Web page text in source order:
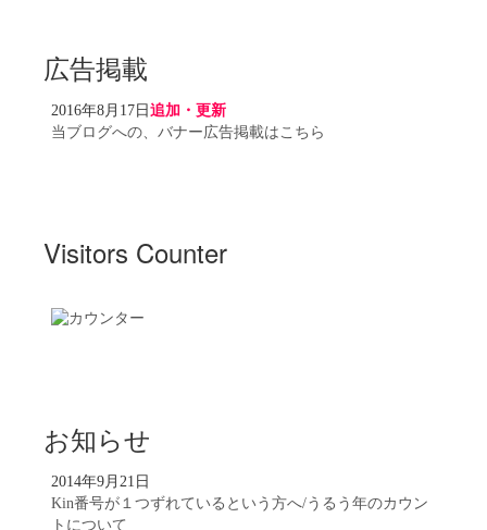
広告掲載
2016年8月17日 追加・更新
当ブログへの、バナー広告掲載はこちら
Visitors Counter
お知らせ
2014年9月21日
Kin番号が１つずれているという方へ/うるう年のカウン
トについて